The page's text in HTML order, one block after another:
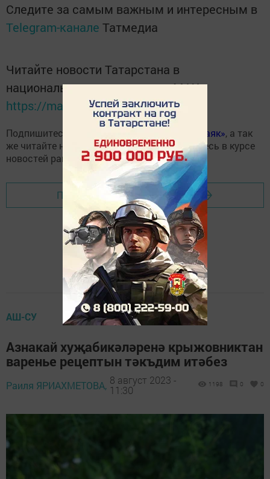
Следите за самым важным и интересным в
Telegram-канале Татмедиа
Читайте новости Татарстана в
национальном мессенджере MАХ:
https://max.ru/tatmedia
Подпишитесь на Telegram- канал газеты «Маяк», а так
же читайте нас в
«Дзен»и всегда оставайтесь в курсе
новостей района!
Перейти на страницу новости
АШ-СУ
Азнакай хуҗабикәләренә крыжовниктан
варенье рецептын тәкъдим итәбез
Раиля ЯРИАХМЕТОВА, 8 август 2023 -
11:30
1198 0 0